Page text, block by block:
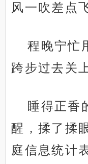
风一吹差点
程晚宁忙
跨步过去关
睡得正香
醒，揉了揉
庭信息统计